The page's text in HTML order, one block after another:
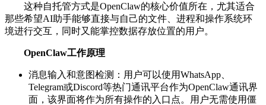
这种自托管方式是OpenClaw的核心价值所在，尤其适合
那些希望AI助手能够直接与自己的文件、进程和操作系统环
境进行交互，同时又能掌控数据存放位置的用户。
OpenClaw工作原理
消息输入和意图检测：用户可以使用WhatsApp、
Telegram或Discord等热门通讯平台作为OpenClaw通讯界
面，该界面将作为所有操作的入口点。用户无需使用僵